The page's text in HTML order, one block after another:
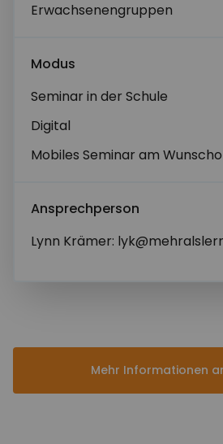
Erwachsenengruppen
Modus
Seminar in der Schule
Digital
Mobiles Seminar am
Ansprechperson
Lynn Krämer:
Mehr Informationen